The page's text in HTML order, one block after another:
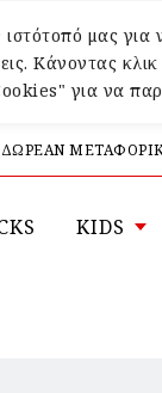
μας για
Κάνοντας
για να
ΔΩΡΕΑΝ
KIDS